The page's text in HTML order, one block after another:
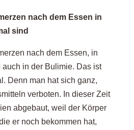
nach dem Essen in
sind
nach dem Essen, in
in der Bulimie. Das ist
Denn man hat sich ganz,
verboten. In dieser Zeit
abgebaut, weil der Körper
er noch bekommen hat,